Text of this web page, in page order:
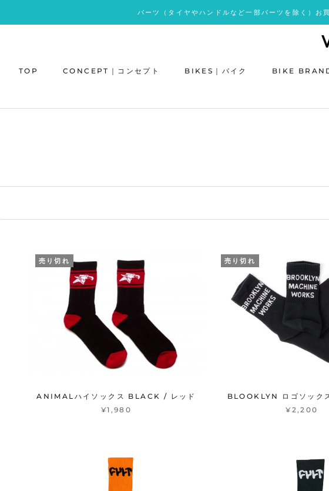
パーツ（タイヤやハンドルなど一部パーツを除く）お
TOP CONCEPT｜コンセプト BIKES｜バイク BIKE
売り切れ
ANIMALハイソックス BLACK / レッド
¥1,980
売り切れ
BLOOKLYN ロゴソック
¥2,200